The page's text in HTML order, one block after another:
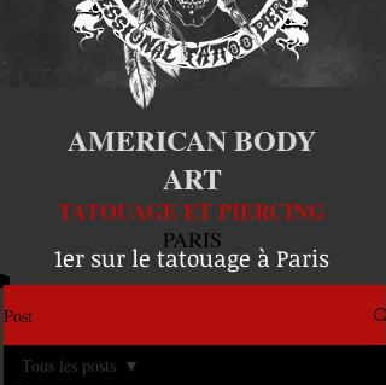
AMERICAN BODY
ART
TATOUAGE ET PIERCING
PARIS
1er sur le tatouage à Paris
Post
Tous les posts